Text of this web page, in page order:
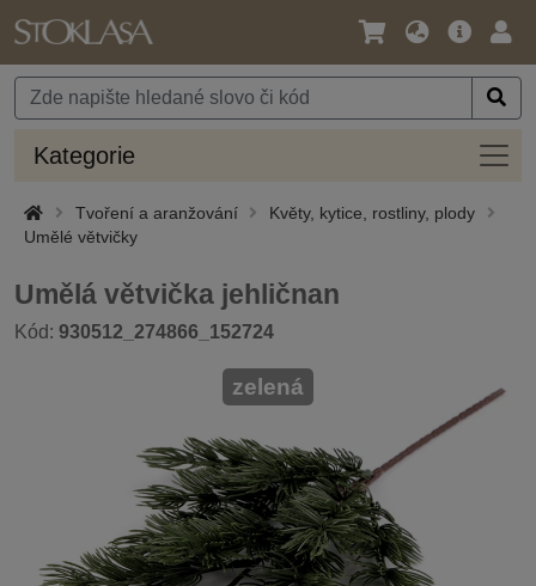
Jazyk
Měna
Hlavní
Kategorie
Tvoření a aranžování
Květy, kytice, rostliny, plody
Umělé větvičky
Umělá větvička jehličnan
Kód: 930512_274866_152724
zelená